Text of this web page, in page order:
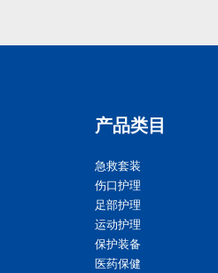
产品类目
急救套装
伤口护理
足部护理
运动护理
保护装备
医药保健